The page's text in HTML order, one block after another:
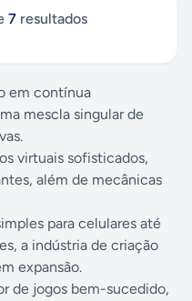
7resultados
em contínua
mescla singular de
virtuais sofisticados,
além de mecânicas
para celulares até
a indústria de criação
expansão.
de jogos bem-sucedido,